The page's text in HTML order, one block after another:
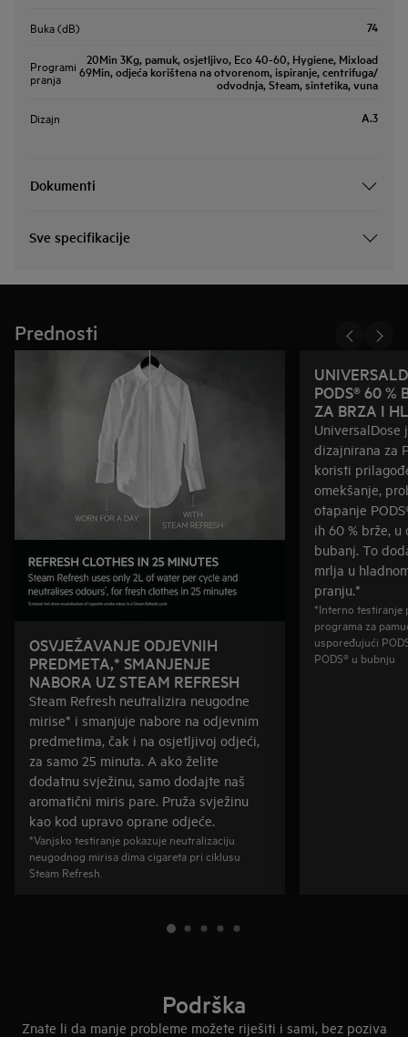
Buka (dB) 74
Programi
pranja
20Min 3Kg, pamuk, osjetljivo, Eco 40-60, Hygiene, Mixload
69Min, odjeća korištena na otvorenom, ispiranje, centrifuga/
odvodnja, Steam, sintetika, vuna
Dizajn A.3
Dokumenti
Sve specifikacije
Prednosti
OSVJEŽAVANJE ODJEVNIH
PREDMETA,* SMANJENJE
NABORA UZ STEAM REFRESH
Steam Refresh neutralizira neugodne
mirise* i smanjuje nabore na odjevnim
predmetima, čak i na osjetljivoj odjeći,
za samo 25 minuta. A ako želite
dodatnu svježinu, samo dodajte naš
aromatični miris pare. Pruža svježinu
kao kod upravo oprane odjeće.
*Vanjsko testiranje pokazuje neutralizaciju
neugodnog mirisa dima cigareta pri ciklusu
Steam Refresh.
PODS® 60 %
ZA BRZA I
dizajnirana za
koristi
omekšanje,
otapanje
ih 60 % brže,
bubanj. To
mrlja u
pranju.*
*Interno testiranje
programa za
uspoređujući
PODS® u bubnju
Podrška
Znate li da manje probleme možete riješiti i sami, bez poziva